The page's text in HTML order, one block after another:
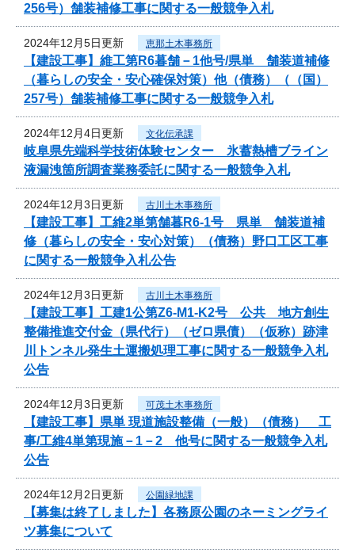
256号）舗装補修工事に関する一般競争入札
2024年12月5日更新 恵那土木事務所
【建設工事】維工第R6暮舗－1他号/県単 舗装道補修
（暮らしの安全・安心確保対策）他（債務）（（国）
257号）舗装補修工事に関する一般競争入札
2024年12月4日更新 文化伝承課
岐阜県先端科学技術体験センター 氷蓄熱槽ブライン
液漏洩箇所調査業務委託に関する一般競争入札
2024年12月3日更新 古川土木事務所
【建設工事】工維2単第舗暮R6-1号 県単 舗装道補
修（暮らしの安全・安心対策）（債務）野口工区工事
に関する一般競争入札公告
2024年12月3日更新 古川土木事務所
【建設工事】工建1公第Z6-M1-K2号 公共 地方創生
整備推進交付金（県代行）（ゼロ県債）（仮称）跡津
川トンネル発生土運搬処理工事に関する一般競争入札
公告
2024年12月3日更新 可茂土木事務所
【建設工事】県単 現道施設整備（一般）（債務） 工
事/工維4単第現施－1－2 他号に関する一般競争入札
公告
2024年12月2日更新 公園緑地課
【募集は終了しました】各務原公園のネーミングライ
ツ募集について